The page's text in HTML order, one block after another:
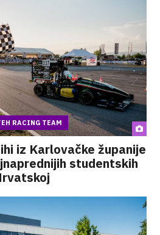
RACING TEAM
iz Karlovačke županije
studentskih